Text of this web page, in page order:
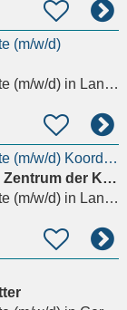
(m/w/d)
(m/w/d)in Landsberg am Lech
Medizinische Fachangestellte (m/w/d) Koordination Stationsäquivalente Behandlung in Landsberg am
kbo-Sozialpsychiatrisches Zentrum der Kliniken des Bezirks Oberbayern gemeinnüt
(m/w/d)in Landsberg am Lech